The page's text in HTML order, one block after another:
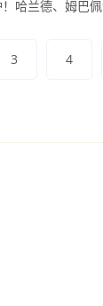
哈兰德、姆巴
3 4